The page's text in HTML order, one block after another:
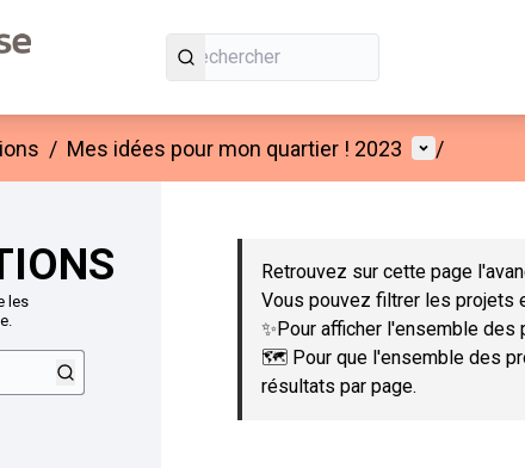
/ Mes idées pour mon quartier ! 2023 Menu
/
les
Passer la carte
Retrouvez sur cette page
Vous pouvez filtrer les projets
✨Pour afficher l'ensemble
🗺️ Pour que l'ensemble des
résultats par page.